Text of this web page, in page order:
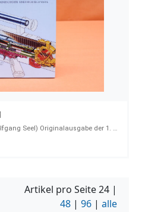
@Fachbuch: Die G11 Story (Wolfgang Seel) Originalausgabe der 1. Auflage 1993
Artikel pro Seite24 |
48 | 96 | alle